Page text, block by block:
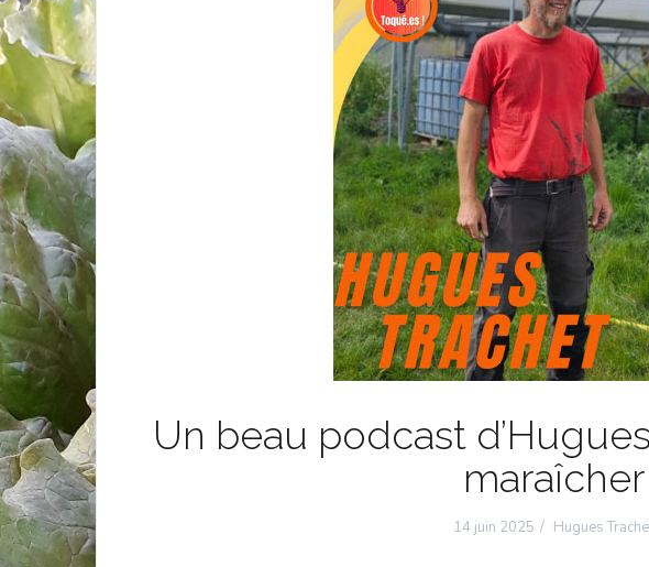
Un beau podcast
maraîcher
14 juin 2025 Hugues